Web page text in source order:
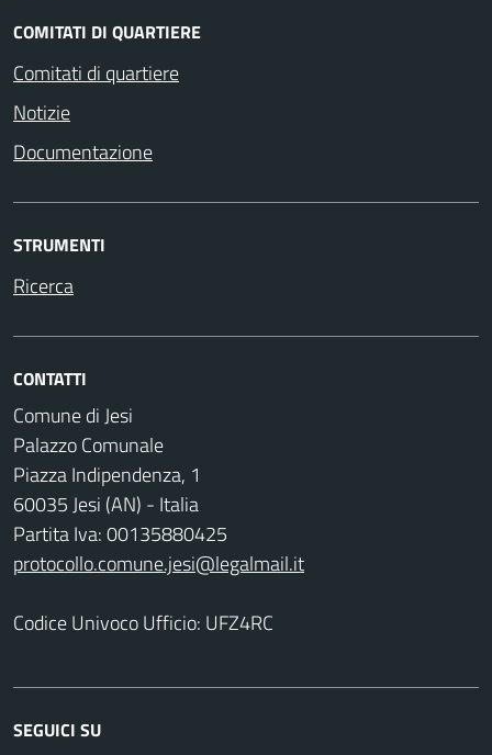
COMITATI DI QUARTIERE
Comitati di quartiere
Notizie
Documentazione
STRUMENTI
Ricerca
CONTATTI
Comune di Jesi
Palazzo Comunale
Piazza Indipendenza, 1
60035 Jesi (AN) - Italia
Partita Iva: 00135880425
protocollo.comune.jesi@legalmail.it
Codice Univoco Ufficio: UFZ4RC
SEGUICI SU